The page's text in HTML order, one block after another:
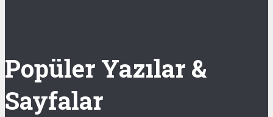
Popüler Yazılar &
Sayfalar